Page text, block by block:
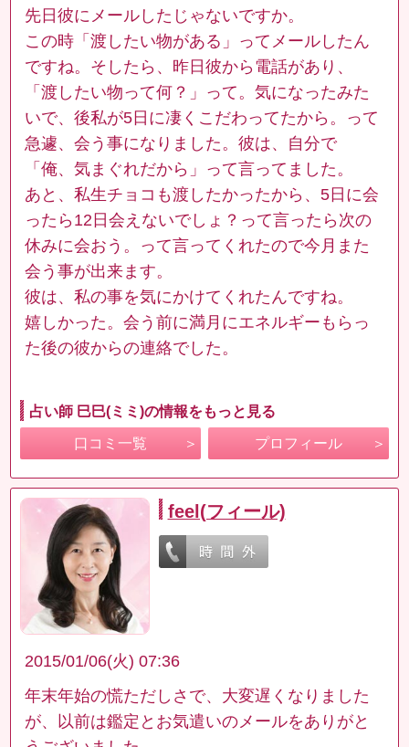
先日彼にメールしたじゃないですか。
この時「渡したい物がある」ってメールしたん
ですね。そしたら、昨日彼から電話があり、
「渡したい物って何？」って。気になったみた
いで、後私が5日に凄くこだわってたから。って
急遽、会う事になりました。彼は、自分で
「俺、気まぐれだから」って言ってました。
あと、私生チョコも渡したかったから、5日に会
ったら12日会えないでしょ？って言ったら次の
休みに会おう。って言ってくれたので今月また
会う事が出来ます。
彼は、私の事を気にかけてくれたんですね。
嬉しかった。会う前に満月にエネルギーもらっ
た後の彼からの連絡でした。
占い師 巳巳(ミミ)の情報をもっと見る
口コミ一覧 プロフィール
feel(フィール)
2015/01/06(火) 07:36
年末年始の慌ただしさで、大変遅くなりました
が、以前は鑑定とお気遣いのメールをありがと